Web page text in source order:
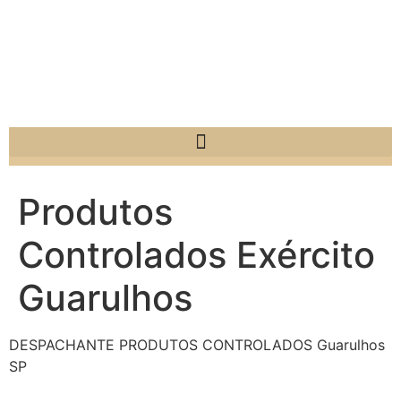
Produtos
Controlados Exército
Guarulhos
DESPACHANTE PRODUTOS CONTROLADOS Guarulhos
SP